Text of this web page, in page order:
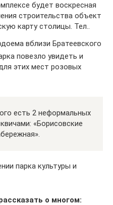
будет воскресная
строительства объект
карту столицы. Тел..
вблизи Братеевского
повезло увидеть и
этих мест розовых
есть 2 неформальных
«Борисовские
парка культуры и
о многом: